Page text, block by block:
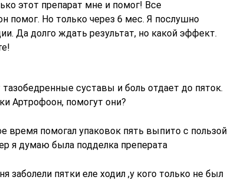
этот препарат мне и помог! Все
помог. Но только через 6 мес. Я послушно
Да долго ждать результат, но какой эффект.
тазобедренные суставы и боль отдает до пяток.
Артрофоон, помогут они?
время помогал упаковок пять выпито с пользой
я думаю была подделка преперата
заболели пятки еле ходил ,у кого только не был